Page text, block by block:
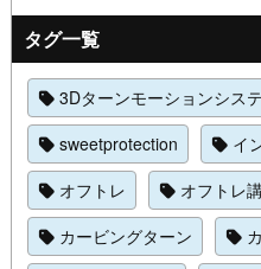
タグ一覧
3Dターンモーションシス
sweetprotection
イ
オフトレ
オフトレ
カービングターン